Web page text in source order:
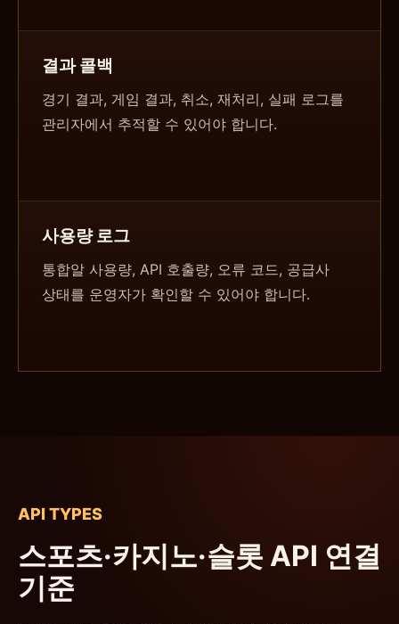
결과 콜백
경기 결과, 게임 결과, 취소, 재처리, 실패 로그를
관리자에서 추적할 수 있어야 합니다.
사용량 로그
통합알 사용량, API 호출량, 오류 코드, 공급사
상태를 운영자가 확인할 수 있어야 합니다.
API TYPES
스포츠·카지노·슬롯 API 연결
기준